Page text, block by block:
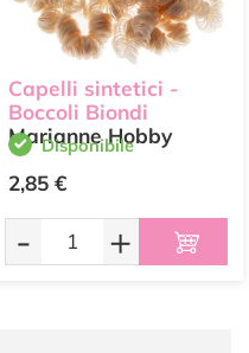
Capelli sintetici -
Boccoli Biondi
Marianne Hobby
Disponibile
2,85 €
- +